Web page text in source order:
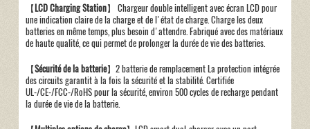
【LCD Charging Station】 Chargeur double intelligent avec écran LCD pour
une indication claire de la charge et de l'état de charge. Charge les deux
batteries en même temps, plus besoin d'attendre. Fabriqué avec des matériaux
de haute qualité, ce qui permet de prolonger la durée de vie des batteries.
【Sécurité de la batterie】2 batterie de remplacement La protection intégrée
des circuits garantit à la fois la sécurité et la stabilité. Certifiée
UL-/CE-/FCC-/RoHS pour la sécurité, environ 500 cycles de recharge pendant
la durée de vie de la batterie.